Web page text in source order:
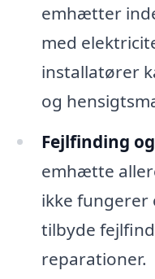
emhætter
med
installatører
og
Fejlfinding
emhætte
ikke fungerer
tilbyde
reparationer.